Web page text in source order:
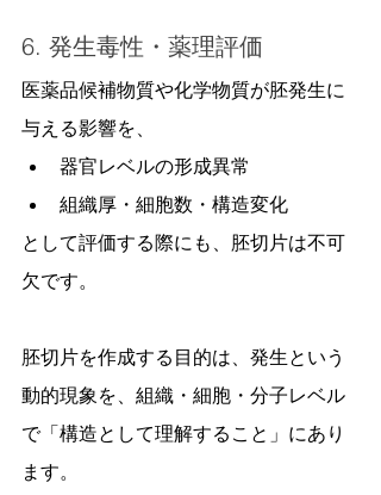
6. 発生毒性・薬理評価
医薬品候補物質や化学物質が胚発生に
与える影響を、
器官レベルの形成異常
組織厚・細胞数・構造変化
として評価する際にも、胚切片は不可
欠です。
胚切片を作成する目的は、発生という
動的現象を、組織・細胞・分子レベル
で「構造として理解すること」にあり
ます。